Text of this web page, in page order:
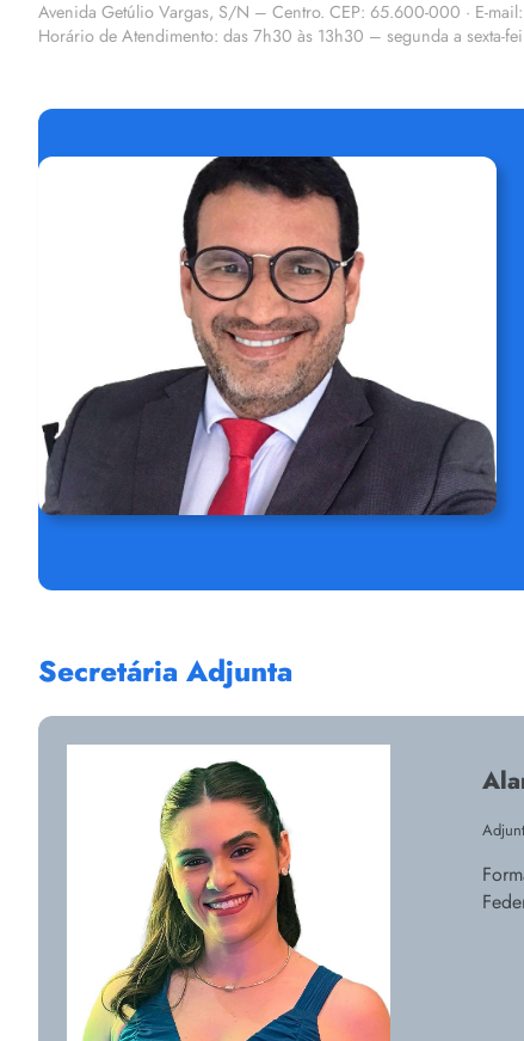
Avenida Getúlio Vargas, S/N – Centro. CEP: 65.600-000 · E-
Horário de Atendimento: das 7h30 às 13h30 – segunda a sexta-
Secretária Adjunta